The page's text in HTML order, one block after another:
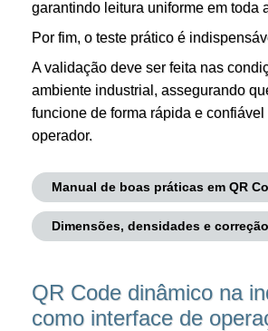
garantindo leitura uniforme em toda
Por fim, o teste prático é
A validação deve ser feita nas
ambiente industrial, assegurando
funcione de forma rápida e
operador.
Manual de boas práticas em QR
Dimensões, densidades e
QR Code dinâmico na
como interface de